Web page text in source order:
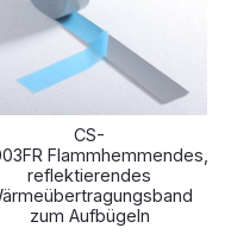
CS-
Flammhemmendes,
reflektierendes
zum Aufbügeln